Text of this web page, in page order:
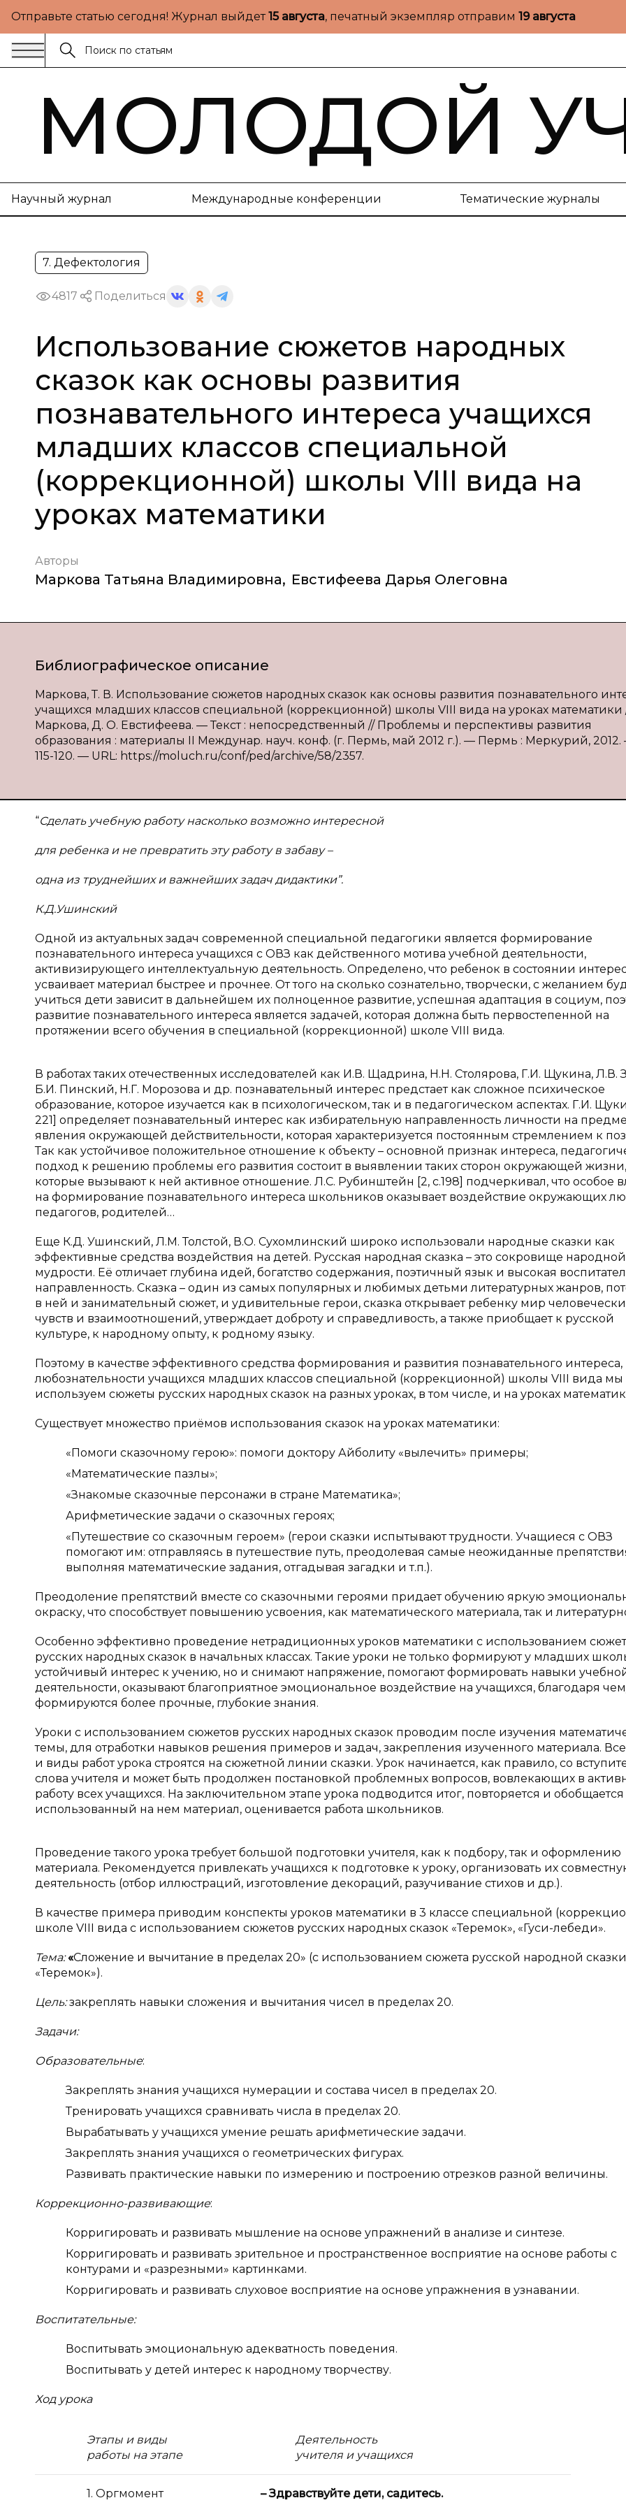
Отправьте статью сегодня! Журнал выйдет15 августа, печатный экземпляр отправим 19 августа
МОЛОДОЙ
Научный журнал Международные конференции Тематические журналы
7. Дефектология
4817 Поделиться
Использование сюжетов народных
сказок как основы развития
познавательного интереса учащихся
младших классов специальной
(коррекционной) школы VIII вида на
уроках математики
Авторы
Маркова Татьяна Владимировна, Евстифеева Дарья Олеговна
Библиографическое описание
Маркова, Т. В. Использование сюжетов народных сказок как основы развития познавательного
учащихся младших классов специальной (коррекционной) школы VIII вида на уроках математики
Маркова, Д. О. Евстифеева. — Текст : непосредственный // Проблемы и перспективы развития
образования : материалы II Междунар. науч. конф. (г. Пермь, май 2012 г.). — Пермь : Меркурий, 2012.
115-120. — URL: https://moluch.ru/conf/ped/archive/58/2357.
“Сделать учебную работу насколько возможно интересной
для ребенка и не превратить эту работу в забаву –
одна из труднейших и важнейших задач дидактики”.
К.Д.Ушинский
Одной из актуальных задач современной специальной педагогики является формирование
познавательного интереса учащихся с ОВЗ как действенного мотива учебной деятельности,
активизирующего интеллектуальную деятельность. Определено, что ребенок в состоянии
усваивает материал быстрее и прочнее. От того на сколько сознательно, творчески, с желанием
учиться дети зависит в дальнейшем их полноценное развитие, успешная адаптация в социум,
развитие познавательного интереса является задачей, которая должна быть первостепенной на
протяжении всего обучения в специальной (коррекционной) школе VIII вида.
В работах таких отечественных исследователей как И.В. Щадрина, Н.Н. Столярова, Г.И. Щукина, Л.В.
Б.И. Пинский, Н.Г. Морозова и др. познавательный интерес предстает как сложное психическое
образование, которое изучается как в психологическом, так и в педагогическом аспектах. Г.И.
221] определяет познавательный интерес как избирательную направленность личности на
явления окружающей действительности, которая характеризуется постоянным стремлением к
Так как устойчивое положительное отношение к объекту – основной признак интереса,
подход к решению проблемы его развития состоит в выявлении таких сторон окружающей жизни,
которые вызывают к ней активное отношение. Л.С. Рубинштейн [2, с.198] подчеркивал, что особое
на формирование познавательного интереса школьников оказывает воздействие окружающих
педагогов, родителей…
Еще К.Д. Ушинский, Л.М. Толстой, В.О. Сухомлинский широко использовали народные сказки как
эффективные средства воздействия на детей. Русская народная сказка – это сокровище народной
мудрости. Её отличает глубина идей, богатство содержания, поэтичный язык и высокая
направленность. Сказка – один из самых популярных и любимых детьми литературных жанров,
в ней и занимательный сюжет, и удивительные герои, сказка открывает ребенку мир
чувств и взаимоотношений, утверждает доброту и справедливость, а также приобщает к русской
культуре, к народному опыту, к родному языку.
Поэтому в качестве эффективного средства формирования и развития познавательного интереса,
любознательности учащихся младших классов специальной (коррекционной) школы VIII вида мы
используем сюжеты русских народных сказок на разных уроках, в том числе, и на уроках
Существует множество приёмов использования сказок на уроках математики:
«Помоги сказочному герою»: помоги доктору Айболиту «вылечить» примеры;
«Математические пазлы»;
«Знакомые сказочные персонажи в стране Математика»;
Арифметические задачи о сказочных героях;
«Путешествие со сказочным героем» (герои сказки испытывают трудности. Учащиеся с ОВЗ
помогают им: отправляясь в путешествие путь, преодолевая самые неожиданные
выполняя математические задания, отгадывая загадки и т.п.).
Преодоление препятствий вместе со сказочными героями придает обучению яркую
окраску, что способствует повышению усвоения, как математического материала, так и
Особенно эффективно проведение нетрадиционных уроков математики с использованием
русских народных сказок в начальных классах. Такие уроки не только формируют у младших
устойчивый интерес к учению, но и снимают напряжение, помогают формировать навыки
деятельности, оказывают благоприятное эмоциональное воздействие на учащихся, благодаря
формируются более прочные, глубокие знания.
Уроки с использованием сюжетов русских народных сказок проводим после изучения
темы, для отработки навыков решения примеров и задач, закрепления изученного материала.
и виды работ урока строятся на сюжетной линии сказки. Урок начинается, как правило, со
слова учителя и может быть продолжен постановкой проблемных вопросов, вовлекающих в
работу всех учащихся. На заключительном этапе урока подводится итог, повторяется и обобщается
использованный на нем материал, оценивается работа школьников.
Проведение такого урока требует большой подготовки учителя, как к подбору, так и оформлению
материала. Рекомендуется привлекать учащихся к подготовке к уроку, организовать их
деятельность (отбор иллюстраций, изготовление декораций, разучивание стихов и др.).
В качестве примера приводим конспекты уроков математики в 3 классе специальной
школе VIII вида с использованием сюжетов русских народных сказок «Теремок», «Гуси-лебеди».
Тема:«Сложение и вычитание в пределах 20» (с использованием сюжета русской народной сказки
«Теремок»).
Цель:закреплять навыки сложения и вычитания чисел в пределах 20.
Задачи:
Образовательные:
Закреплять знания учащихся нумерации и состава чисел в пределах 20.
Тренировать учащихся сравнивать числа в пределах 20.
Вырабатывать у учащихся умение решать арифметические задачи.
Закреплять знания учащихся о геометрических фигурах.
Развивать практические навыки по измерению и построению отрезков разной величины.
Коррекционно-развивающие:
Корригировать и развивать мышление на основе упражнений в анализе и синтезе.
Корригировать и развивать зрительное и пространственное восприятие на основе работы с
контурами и «разрезными» картинками.
Корригировать и развивать слуховое восприятие на основе упражнения в узнавании.
Воспитательные:
Воспитывать эмоциональную адекватность поведения.
Воспитывать у детей интерес к народному творчеству.
Ход урока
Этапы и виды
работы на этапе
Деятельность
учителя и учащихся
1. Оргмомент – Здравствуйте дети, садитесь.